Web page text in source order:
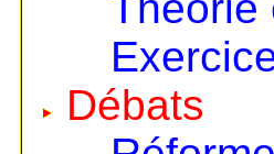
Débats